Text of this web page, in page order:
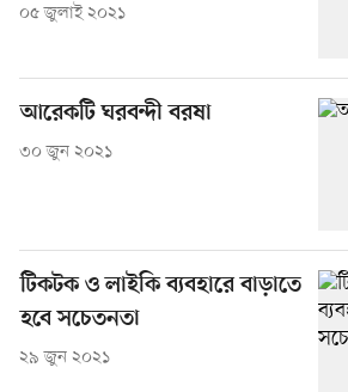
০৫ জুলাই ২০২১
আরেকটি ঘরবন্দী বরষা
৩০ জুন ২০২১
টিকটক ও লাইকি ব্যবহারে বাড়াতে
হবে সচেতনতা
২৯ জুন ২০২১